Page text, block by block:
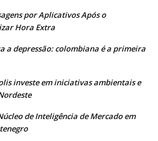
por Aplicativos Após o
Hora Extra
a depressão: colombiana é a primeira
investe em iniciativas ambientais e
de Inteligência de Mercado em